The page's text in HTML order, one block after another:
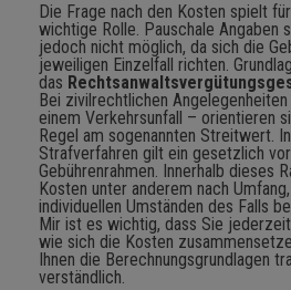
Die Frage nach den Kosten spielt
wichtige Rolle. Pauschale Angaben
jedoch nicht möglich, da sich die
jeweiligen Einzelfall richten.
das
Bei zivilrechtlichen
einem Verkehrsunfall – orientieren
Regel am sogenannten Streitwert.
Strafverfahren gilt ein gesetzlich
Gebührenrahmen. Innerhalb dieses
Kosten unter anderem nach
individuellen Umständen des Falls
Mir ist es wichtig, dass Sie
wie sich die Kosten
Ihnen die Berechnungsgrundlagen
verständlich.